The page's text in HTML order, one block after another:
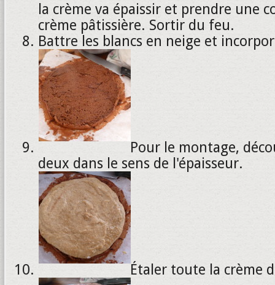
la crème va épaissir et prendre une
crème pâtissière. Sortir du feu.
Battre les blancs en neige et
Pour le montage,
deux dans le sens de l'épaisseur.
Étaler toute la crème